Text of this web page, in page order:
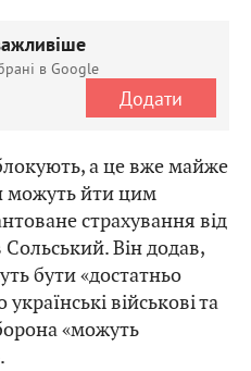
в Google
Додати
а це вже майже
можуть йти цим
страхування від
Він додав,
бути «достатньо
військові та
«можуть